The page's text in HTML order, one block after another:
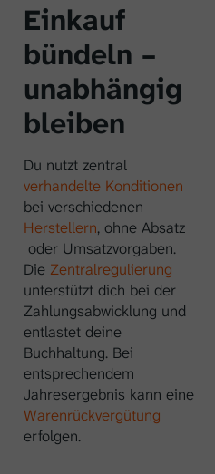
Einkauf
bündeln –
unabhängig
bleiben
Du nutzt zentral
verhandelte Konditionen
bei verschiedenen
Herstellern, ohne Absatz
oder Umsatzvorgaben.
Die Zentralregulierung
unterstützt dich bei der
Zahlungsabwicklung und
entlastet deine
Buchhaltung. Bei
entsprechendem
Jahresergebnis kann eine
Warenrückvergütung
erfolgen.